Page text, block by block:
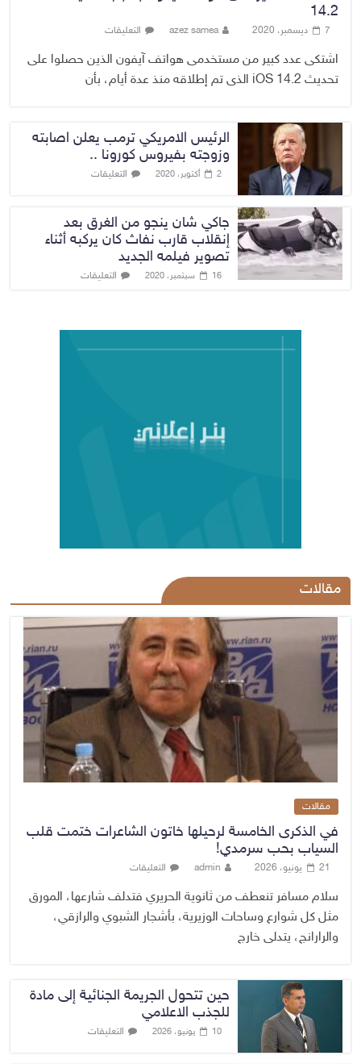
14.2
7 ديسمبر، 2020 azez samea التعليقات
اشتكى عدد كبير من مستخدمى هواتف آيفون الذين حصلوا على
تحديث iOS 14.2 الذى تم إطلاقه منذ عدة أيام، بأن
الرئيس الامريكي ترمب يعلن اصابته
وزوجته بفيروس كورونا ..
2 أكتوبر، 2020 التعليقات
جاكي شان ينجو من الغرق بعد
إنقلاب قارب نفاث كان يركبه أثناء
تصوير فيلمه الجديد
16 سبتمبر، 2020 التعليقات
مقالات
مقالات
في الذكرى الخامسة لرحيلها خاتون الشاعرات ختمت قلب
السياب بحب سرمدي!
21 يونيو، 2026 admin التعليقات
سلام مسافر تنعطف من ثانوية الحريري فتدلف شارعها، المورق
مثل كل شوارع وساحات الوزيرية، بأشجار الشبوي والرازقي،
والرارانج، يتدلى خارج
حين تتحول الجريمة الجنائية إلى مادة
للجذب الاعلامي
10 يونيو، 2026 التعليقات